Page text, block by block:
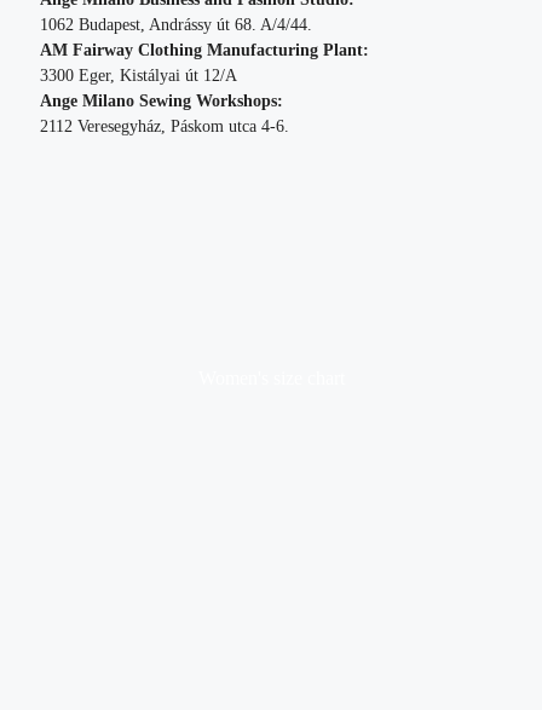
1062 Budapest, Andrássy út 68. A/4/44.
AM Fairway Clothing Manufacturing Plant:
3300 Eger, Kistályai út 12/A
Ange Milano Sewing Workshops:
2112 Veresegyház, Páskom utca 4-6.